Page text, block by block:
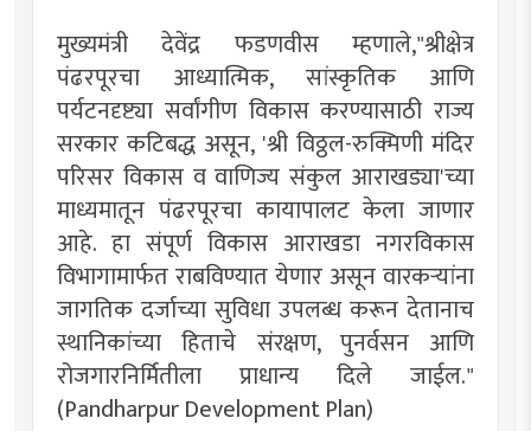
मुख्यमंत्री देवेंद्र फडणवीस म्हणाले,"श्रीक्षेत्र
पंढरपूरचा आध्यात्मिक, सांस्कृतिक आणि
पर्यटनदृष्ट्या सर्वांगीण विकास करण्यासाठी राज्य
सरकार कटिबद्ध असून, 'श्री विठ्ठल-रुक्मिणी मंदिर
परिसर विकास व वाणिज्य संकुल आराखड्या'च्या
माध्यमातून पंढरपूरचा कायापालट केला जाणार
आहे. हा संपूर्ण विकास आराखडा नगरविकास
विभागामार्फत राबविण्यात येणार असून वारकऱ्यांना
जागतिक दर्जाच्या सुविधा उपलब्ध करून देतानाच
स्थानिकांच्या हिताचे संरक्षण, पुनर्वसन आणि
रोजगारनिर्मितीला प्राधान्य दिले जाईल."
(Pandharpur Development Plan)